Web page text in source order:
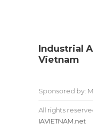
Industrial
Vietnam
Sponsored by:
All rights
IAVIETNAM.net